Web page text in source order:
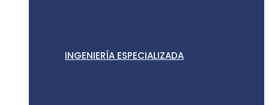
INGENIERÍA ESPECIALIZADA